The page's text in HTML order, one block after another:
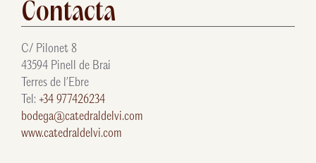
Contacta
C/ Pilonet 8
43594 Pinell de Brai
Terres de l’Ebre
Tel: +34 977426234
bodega@catedraldelvi.com
www.catedraldelvi.com